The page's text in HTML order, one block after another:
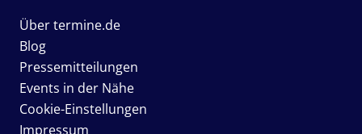
Über termine.de
Blog
Pressemitteilungen
Events in der Nähe
Cookie-Einstellungen
Impressum